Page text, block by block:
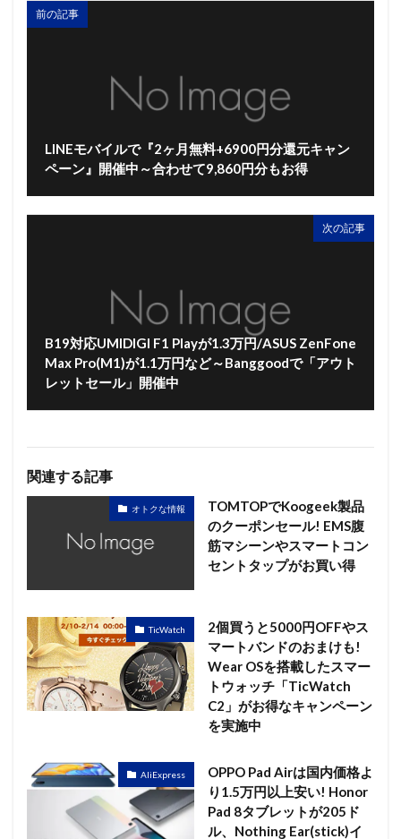
前の記事
LINEモバイルで『2ヶ月無料+6900円分還元キャン
ペーン』開催中～合わせて9,860円分もお得
次の記事
B19対応UMIDIGI F1 Playが1.3万円/ASUS ZenFone
Max Pro(M1)が1.1万円など～Banggoodで「アウト
レットセール」開催中
関連する記事
オトクな情報
TOMTOPでKoogeek製品
のクーポンセール! EMS腹
筋マシーンやスマートコン
セントタップがお買い得
TicWatch
2個買うと5000円OFFやス
マートバンドのおまけも!
Wear OSを搭載したスマー
トウォッチ「TicWatch
C2」がお得なキャンペーン
を実施中
AliExpress
OPPO Pad Airは国内価格よ
り1.5万円以上安い! Honor
Pad 8タブレットが205ド
ル、Nothing Ear(stick)イ